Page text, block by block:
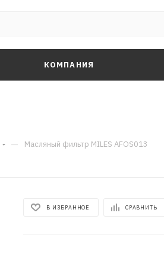
КОМПАНИЯ
— Масляный фильтр MILES AFOS013
В ИЗБРАННОЕ СРАВНИТЬ